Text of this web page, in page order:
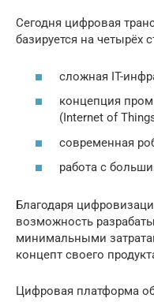
Сегодня цифровая
базируется на четырёх
сложная IT-
концепция
(Internet of
современная
работа с
Благодаря
возможность
минимальными
концепт своего
Цифровая платформа